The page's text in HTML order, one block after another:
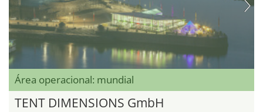
Área operacional: mundial
TENT DIMENSIONS GmbH